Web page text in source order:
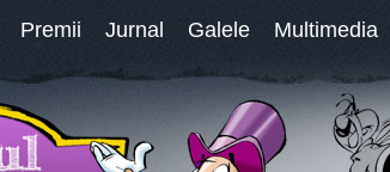
Premii Jurnal Galele Multimedia